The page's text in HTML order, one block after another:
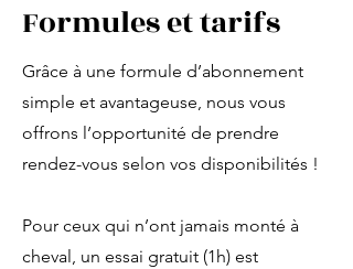
Formules et tarifs
Grâce à une formule d’abonnement
simple et avantageuse, nous vous
offrons l’opportunité de prendre
rendez-vous selon vos disponibilités !
Pour ceux qui n’ont jamais monté à
cheval, un essai gratuit (1h) est